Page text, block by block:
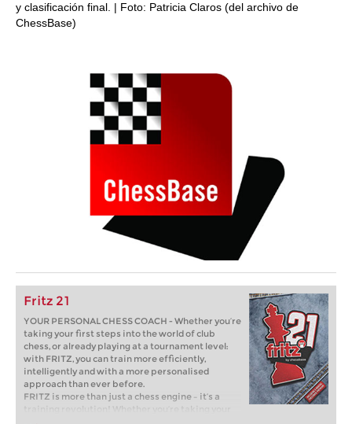
y clasificación final. | Foto: Patricia Claros (del archivo de
ChessBase)
Fritz 21
YOUR PERSONAL CHESS COACH - Whether you’re
taking your first steps into the world of club
chess, or already playing at a tournament level:
with FRITZ, you can train more efficiently,
intelligently and with a more personalised
approach than ever before.
FRITZ is more than just a chess engine – it’s a
training revolution! Whether you’re taking your
first steps into the world of club chess, or already